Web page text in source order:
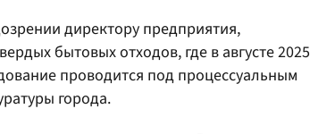
директору предприятия,
бытовых отходов, где в августе 2025
проводится под процессуальным
города.